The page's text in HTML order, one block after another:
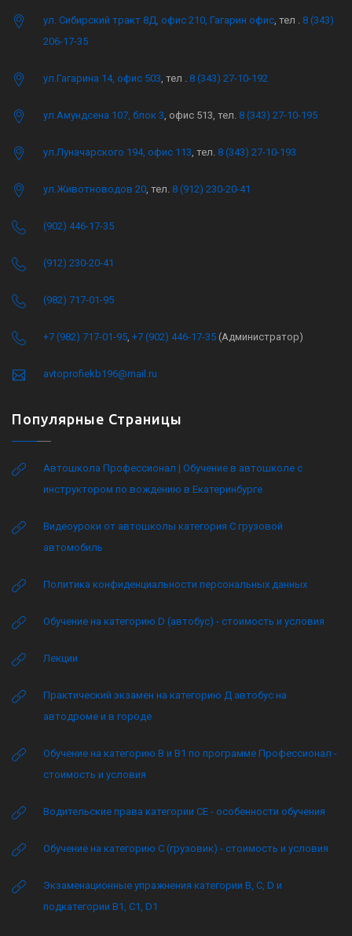
ул. Сибирский тракт 8Д, офис 210, Гагарин офис , тел . 8 (343)
206-17-35
ул.Гагарина 14, офис 503 , тел . 8 (343) 27-10-192
ул.Амундсена 107, блок 3 , офис 513, тел. 8 (343) 27-10-195
ул.Луначарского 194, офис 113 , тел. 8 (343) 27-10-193
ул.Животноводов 20 , тел. 8 (912) 230-20-41
(902) 446-17-35
(912) 230-20-41
(982) 717-01-95
+7 (982) 717-01-95 +7 (902) 446-17-35 (Администратор)
avtoprofiekb196@mail.ru
Популярные Страницы
Автошкола Профессионал | Обучение в автошколе с
инструктором по вождению в Екатеринбурге
Видеоуроки от автошколы категория C грузовой
автомобиль
Политика конфиденциальности персональных данных
Обучение на категорию D (автобус) - стоимость и условия
Лекции
Практический экзамен на категорию Д автобус на
автодроме и в городе
Обучение на категорию B и B1 по программе Профессионал -
стоимость и условия
Водительские права категории CE - особенности обучения
Обучение на категорию C (грузовик) - стоимость и условия
Экзаменационные упражнения категории B, C, D и
подкатегории B1, C1, D1